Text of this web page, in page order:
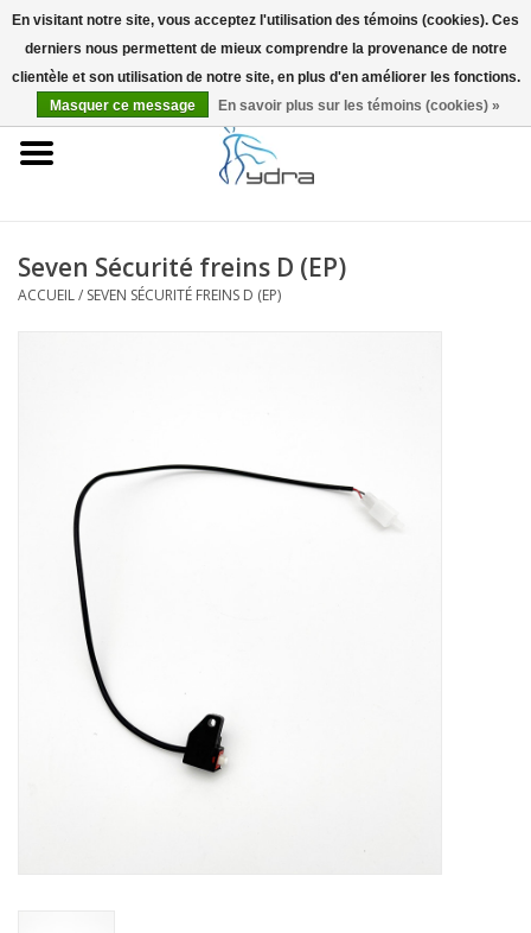
EUR
Accueil
Seven Sécurité freins D (EP)
ACCUEIL/ SEVEN SÉCURITÉ FREINS D (EP)
En visitant notre site, vous acceptez l'utilisation des témoins (cookies). Ces
derniers nous permettent de mieux comprendre la provenance de notre
clientèle et son utilisation de notre site, en plus d'en améliorer les fonctions.
Masquer ce message
En savoir plus sur les témoins (cookies) »